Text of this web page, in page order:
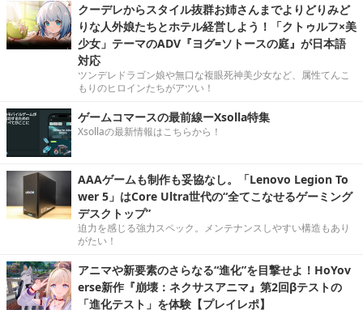
クーデレからスタイル抜群お姉さんまでよりどりみど
りな人外娘たちとホテル経営しよう！「クトゥルフ×美
少女」テーマのADV『ヨグ=ソトースの庭』が日本語
対応
ツンデレドラゴン娘や無口な複眼死神美少女など、属性てんこ
もりのヒロインたちがアツい！
ゲームコマースの最前線ーXsolla特集
Xsollaの最新情報はこちらから！
AAAゲームも制作も妥協なし。「Lenovo Legion To
wer 5」はCore Ultra世代の“全てこなせるゲーミング
デスクトップ”
迫力を感じる強力スペック。メンテナンスしやすい構造もあり
がたい！
アニマや新要素のさらなる“進化”を目撃せよ！HoYov
erse新作『崩壊：ネクサスアニマ』第2回βテストの
「進化テスト」を体験【プレイレポ】